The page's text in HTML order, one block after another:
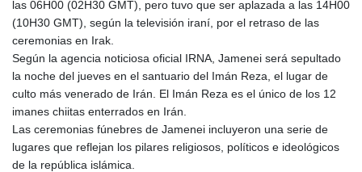
LSL 18.720126
LTL 3.41159
LYD 7.329387
MAD 10.739418
MDL 20.037856
MGA 4917.246994
MKD 61.540878
MMK 2425.815605
las 06H00 (02H30 GMT), pero tuvo que ser aplazada a las 14H00
(10H30 GMT), según la televisión iraní, por el retraso de las
ceremonias en Irak.
Según la agencia noticiosa oficial IRNA, Jamenei será sepultado
la noche del jueves en el santuario del Imán Reza, el lugar de
culto más venerado de Irán. El Imán Reza es el único de los 12
imanes chiitas enterrados en Irán.
Las ceremonias fúnebres de Jamenei incluyeron una serie de
lugares que reflejan los pilares religiosos, políticos e ideológicos
de la república islámica.